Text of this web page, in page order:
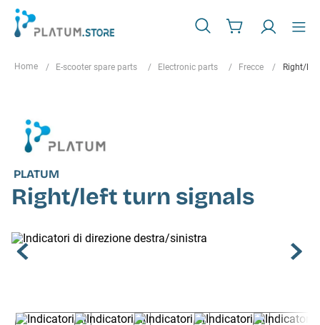
E-scooter spare parts Electronic parts Frecce Right/
PLATUM
Right/left turn signals